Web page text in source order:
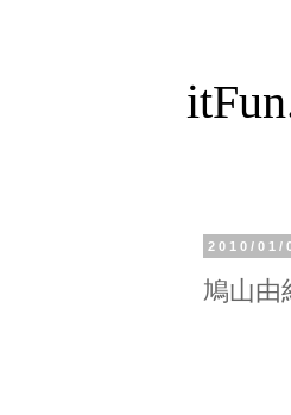
2010/01/
鳩山由